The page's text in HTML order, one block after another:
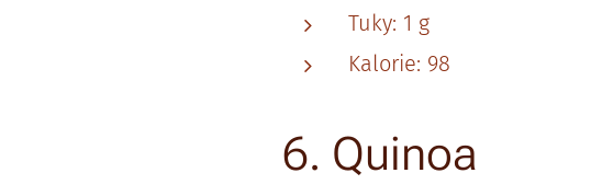
Tuky: 1 g
Kalorie: 98
6. Quinoa